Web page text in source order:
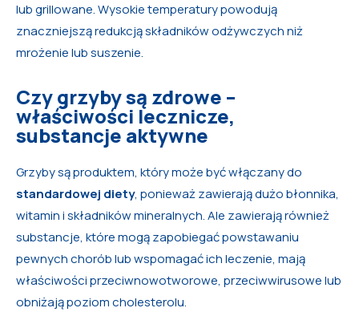
lub grillowane. Wysokie temperatury powodują
znaczniejszą redukcją składników odżywczych niż
mrożenie lub suszenie.
Czy grzyby są zdrowe –
właściwości lecznicze,
substancje aktywne
Grzyby są produktem, który może być włączany do
standardowej diety, ponieważ zawierają dużo błonnika,
witamin i składników mineralnych. Ale zawierają również
substancje, które mogą zapobiegać powstawaniu
pewnych chorób lub wspomagać ich leczenie, mają
właściwości przeciwnowotworowe, przeciwwirusowe lub
obniżają poziom cholesterolu.